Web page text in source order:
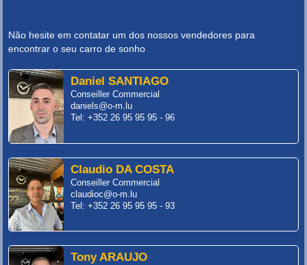
Não hesite em contatar um dos nossos vendedores para
encontrar o seu carro de sonho
Daniel SANTIAGO
Conseiller Commercial
daniels@o-m.lu
Tel: +352 26 95 95 95 - 96
Claudio DA COSTA
Conseiller Commercial
claudioc@o-m.lu
Tel: +352 26 95 95 95 - 93
Tony ARAUJO